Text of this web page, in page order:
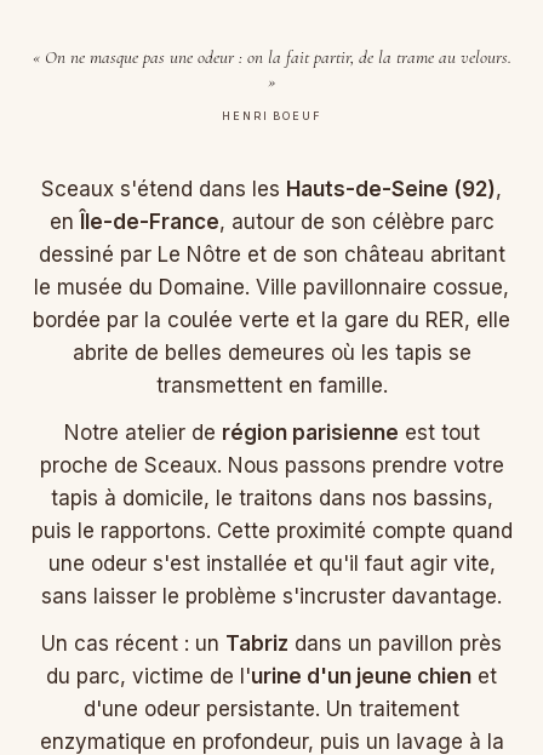
« On ne masque pas une odeur : on la fait partir, de la trame au velours.
»
HENRI BOEUF
Sceaux s'étend dans les Hauts-de-Seine (92),
en Île-de-France, autour de son célèbre parc
dessiné par Le Nôtre et de son château abritant
le musée du Domaine. Ville pavillonnaire cossue,
bordée par la coulée verte et la gare du RER, elle
abrite de belles demeures où les tapis se
transmettent en famille.
Notre atelier de région parisienne est tout
proche de Sceaux. Nous passons prendre votre
tapis à domicile, le traitons dans nos bassins,
puis le rapportons. Cette proximité compte quand
une odeur s'est installée et qu'il faut agir vite,
sans laisser le problème s'incruster davantage.
Un cas récent : un Tabriz dans un pavillon près
du parc, victime de l'urine d'un jeune chien et
d'une odeur persistante. Un traitement
enzymatique en profondeur, puis un lavage à la